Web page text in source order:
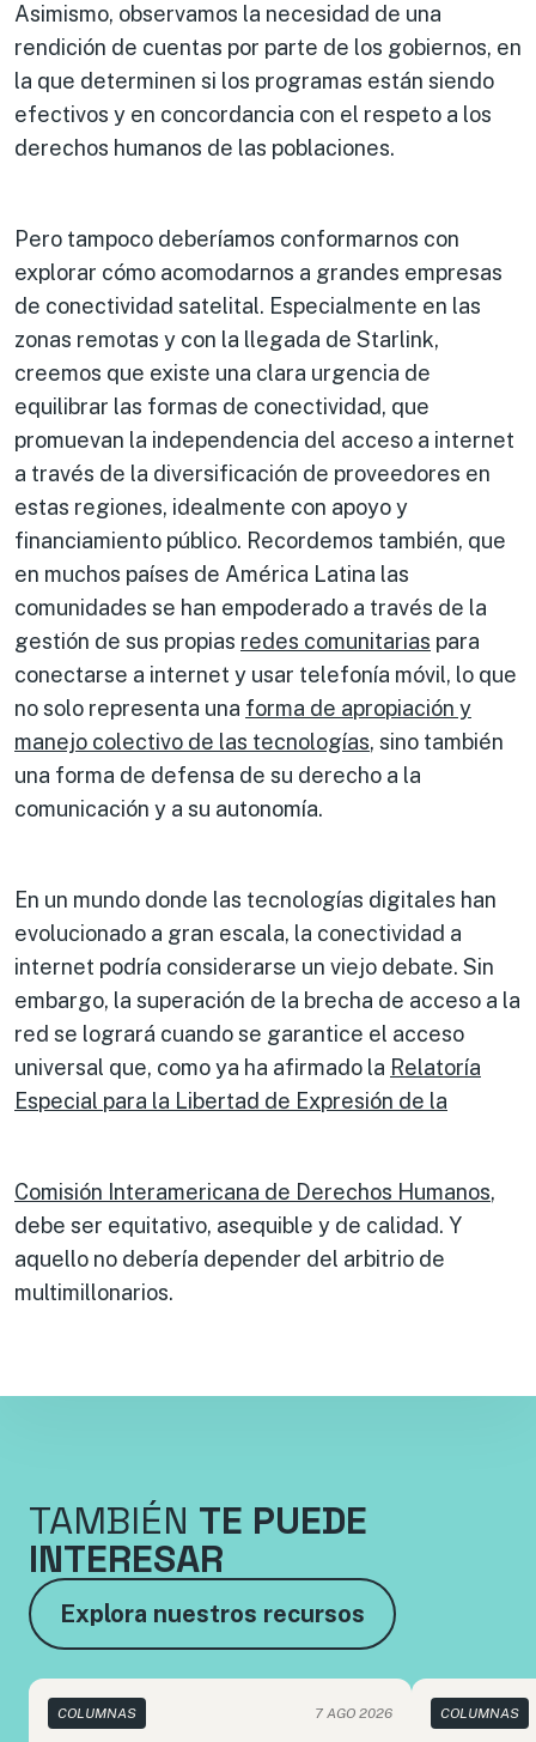
Asimismo, observamos la necesidad de una
rendición de cuentas por parte de los gobiernos, en
la que determinen si los programas están siendo
efectivos y en concordancia con el respeto a los
derechos humanos de las poblaciones.
Pero tampoco deberíamos conformarnos con
explorar cómo acomodarnos a grandes empresas
de conectividad satelital. Especialmente en las
zonas remotas y con la llegada de Starlink,
creemos que existe una clara urgencia de
equilibrar las formas de conectividad, que
promuevan la independencia del acceso a internet
a través de la diversificación de proveedores en
estas regiones, idealmente con apoyo y
financiamiento público. Recordemos también, que
en muchos países de América Latina las
comunidades se han empoderado a través de la
gestión de sus propias redes comunitarias para
conectarse a internet y usar telefonía móvil, lo que
no solo representa una forma de apropiación y
manejo colectivo de las tecnologías, sino también
una forma de defensa de su derecho a la
comunicación y a su autonomía.
En un mundo donde las tecnologías digitales han
evolucionado a gran escala, la conectividad a
internet podría considerarse un viejo debate. Sin
embargo, la superación de la brecha de acceso a la
red se logrará cuando se garantice el acceso
universal que, como ya ha afirmado la Relatoría
Especial para la Libertad de Expresión de la
Comisión Interamericana de Derechos Humanos,
debe ser equitativo, asequible y de calidad. Y
aquello no debería depender del arbitrio de
multimillonarios.
TAMBIÉN TE PUEDE
INTERESAR
Explora nuestros recursos
COLUMNAS 7 AGO 2026 COLUMNAS